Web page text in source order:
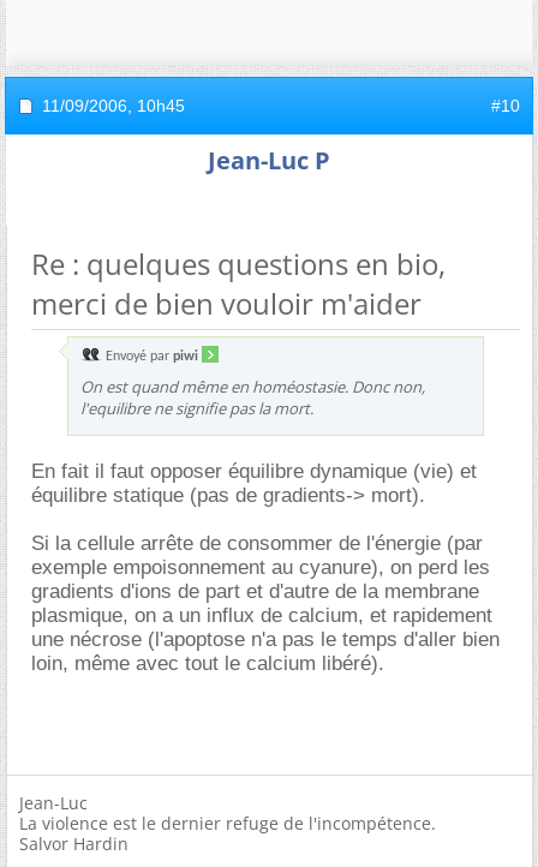
11/09/2006, 10h45 #10
Jean-Luc P
Re : quelques questions en bio,
merci de bien vouloir m'aider
Envoyé par piwi
On est quand même en homéostasie. Donc non,
l'equilibre ne signifie pas la mort.
En fait il faut opposer équilibre dynamique (vie) et
équilibre statique (pas de gradients-> mort).
Si la cellule arrête de consommer de l'énergie (par
exemple empoisonnement au cyanure), on perd les
gradients d'ions de part et d'autre de la membrane
plasmique, on a un influx de calcium, et rapidement
une nécrose (l'apoptose n'a pas le temps d'aller bien
loin, même avec tout le calcium libéré).
Jean-Luc
La violence est le dernier refuge de l'incompétence.
Salvor Hardin